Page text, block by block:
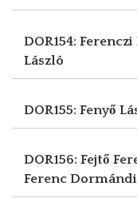
DOR154:
László
DOR155: Fenyő
DOR156: Fejtő
Ferenc Dormándi